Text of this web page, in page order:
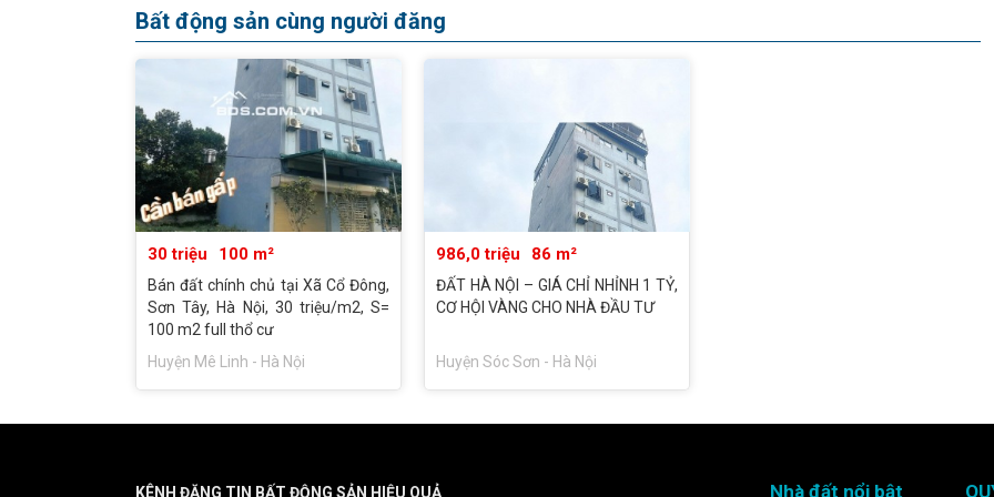
Bất động sản cùng người đăng
30 triệu 100 m²
Bán đất chính chủ tại Xã Cổ Đông,
Sơn Tây, Hà Nội, 30 triệu/m2, S=
100 m2 full thổ cư
Huyện Mê Linh - Hà Nội
986,0 triệu 86 m²
ĐẤT HÀ NỘI – GIÁ CHỈ NHỈNH 1 TỶ,
CƠ HỘI VÀNG CHO NHÀ ĐẦU TƯ
Huyện Sóc Sơn - Hà Nội
KÊNH ĐĂNG TIN BẤT ĐỘNG SẢN HIỆU QUẢ Nhà đất nổi bật